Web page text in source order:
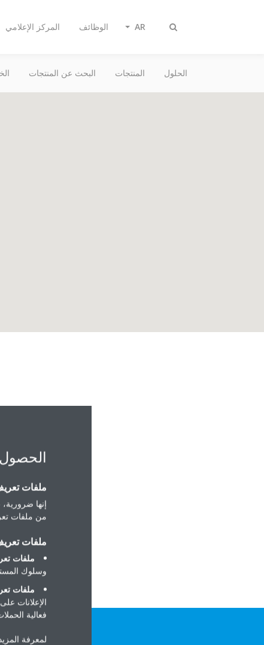
تبديل
المركز الإعلامي الوظائف AR
الحلول المنتجات البحث عن المنتجات
Jeddah 23532"
ملفات
إنها
من ملفات
ملفات
ملفات
وسلوك
ملفات
الإعلانات
فعالية
لمعرفة